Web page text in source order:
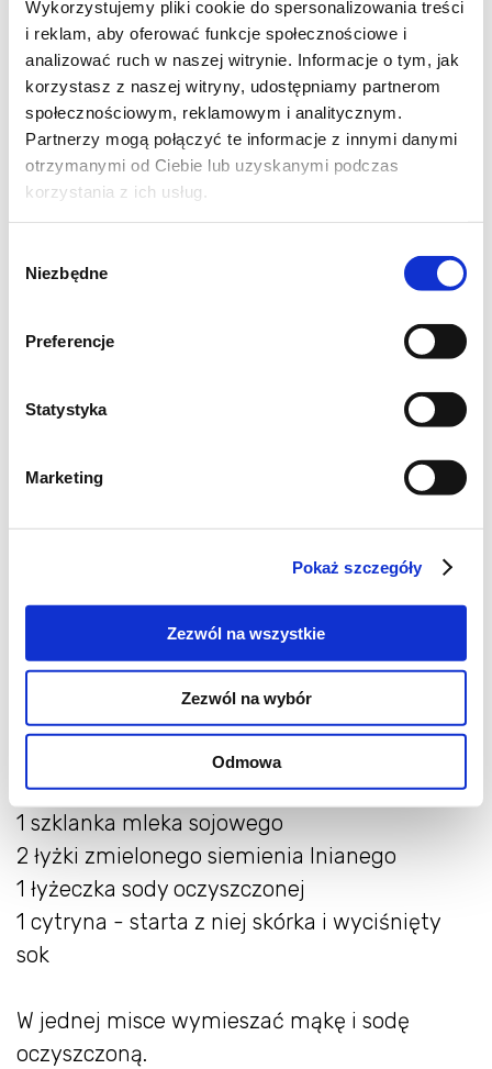
Wykorzystujemy pliki cookie do spersonalizowania treści
i reklam, aby oferować funkcje społecznościowe i
analizować ruch w naszej witrynie. Informacje o tym, jak
korzystasz z naszej witryny, udostępniamy partnerom
społecznościowym, reklamowym i analitycznym.
Partnerzy mogą połączyć te informacje z innymi danymi
otrzymanymi od Ciebie lub uzyskanymi podczas
korzystania z ich usług.
zgody
Niezbędne
Preferencje
Statystyka
Marketing
Pokaż szczegóły
Zezwól na wszystkie
Zezwól na wybór
Odmowa
Są to moje pierwsze muffiny marchewkowe i
na pewno, jeszcze nie raz, je powtórzę.
Delikatne i bardzo puszyste. Niestety nie
mam ich zdjęcia w przekroju, ale naprawdę,
konsystencja środka tych babeczek jest
wspaniała. Dodatek cytryny idealnie
podkreśla subtelny smak marchewki. Myślę,
że te muffinki świetnie sprawdzą się jako
przekąska w szkole lub pracy. Moim zdaniem
Pełnoziarniste cytrynowo - marchewkowe
muffinki
(inspiracja:Ervegan)
2 szklanki mąki pszennej pełnoziarnistej
1/2 szklanki cukru trzcinowego
2 i 1/2 szklanki marchewki startej na tarce o
najgrubszych oczkach
1/3 szklanki roztopionego oleju kokosowego
1 szklanka mleka sojowego
2 łyżki zmielonego siemienia lnianego
1 łyżeczka sody oczyszczonej
1 cytryna - starta z niej skórka i wyciśnięty
sok
W jednej misce wymieszać mąkę i sodę
oczyszczoną.